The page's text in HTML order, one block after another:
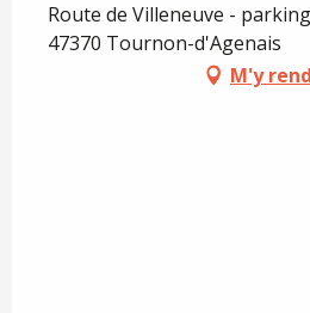
Route de Villeneuve -
47370 Tournon-d'Agenais
M'y